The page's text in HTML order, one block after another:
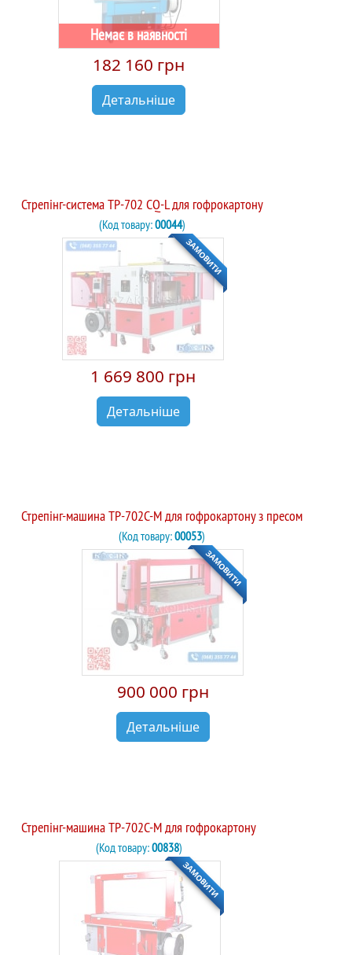
Немає в наявності
182 160 грн
Детальніше
Стрепінг-система TP-702 CQ-L для гофрокартону
(Код товару:00044)
ЗАМОВИТИ
1 669 800 грн
Детальніше
Стрепінг-машина TP-702C-M для гофрокартону з пресом
(Код товару:00053)
ЗАМОВИТИ
900 000 грн
Детальніше
Стрепінг-машина TP-702C-M для гофрокартону
(Код товару:00838)
ЗАМОВИТИ